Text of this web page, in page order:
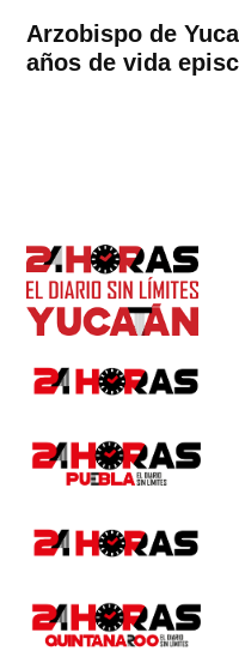
Arzobispo de
años de vida